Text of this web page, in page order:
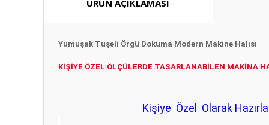
ÜRÜN AÇIKLAMASI
Yumuşak Tuşeli Örgü Dokuma Modern Makine Halısı
KİŞİYE ÖZEL ÖLÇÜLERDE TASARLANABİLEN MAKİNA
Kişiye Özel Olarak